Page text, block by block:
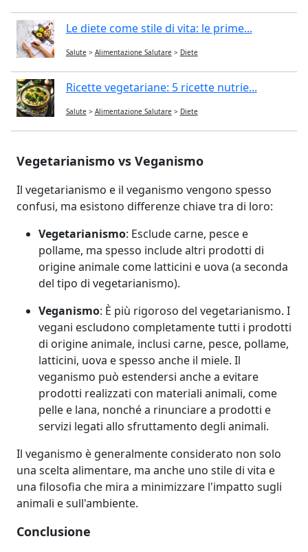
Le diete come stile di vita: le prime...
Salute > Alimentazione Salutare > Diete
Ricette vegetariane: 5 ricette nutrie...
Salute > Alimentazione Salutare > Diete
Vegetarianismo vs Veganismo
Il vegetarianismo e il veganismo vengono spesso
confusi, ma esistono differenze chiave tra di loro:
Vegetarianismo: Esclude carne, pesce e
pollame, ma spesso include altri prodotti di
origine animale come latticini e uova (a seconda
del tipo di vegetarianismo).
Veganismo: È più rigoroso del vegetarianismo. I
vegani escludono completamente tutti i prodotti
di origine animale, inclusi carne, pesce, pollame,
latticini, uova e spesso anche il miele. Il
veganismo può estendersi anche a evitare
prodotti realizzati con materiali animali, come
pelle e lana, nonché a rinunciare a prodotti e
servizi legati allo sfruttamento degli animali.
Il veganismo è generalmente considerato non solo
una scelta alimentare, ma anche uno stile di vita e
una filosofia che mira a minimizzare l'impatto sugli
animali e sull'ambiente.
Conclusione